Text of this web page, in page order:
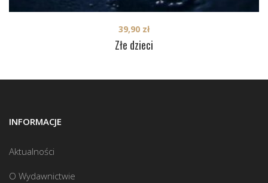
Złe dzieci
39,90 zł
INFORMACJE
Aktualności
O Wydawnictwie